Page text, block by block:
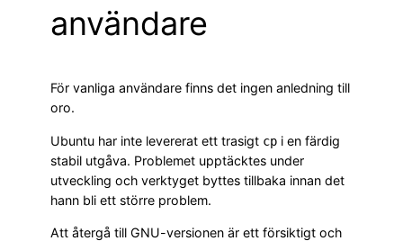
användare
För vanliga användare finns det ingen anledning till
oro.
Ubuntu har inte levererat ett trasigt cp i en färdig
stabil utgåva. Problemet upptäcktes under
utveckling och verktyget byttes tillbaka innan det
hann bli ett större problem.
Att återgå till GNU-versionen är ett försiktigt och